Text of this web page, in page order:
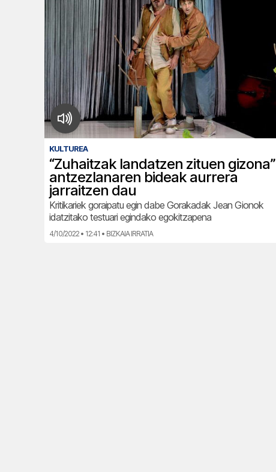
KULTUREA
“Zuhaitzak landatzen zituen gizona”
antzezlanaren bideak aurrera
jarraitzen dau
Kritikariek goraipatu egin dabe Gorakadak Jean Gionok
idatzitako testuari egindako egokitzapena
4/10/2022 • 12:41 • BIZKAIA IRRATIA